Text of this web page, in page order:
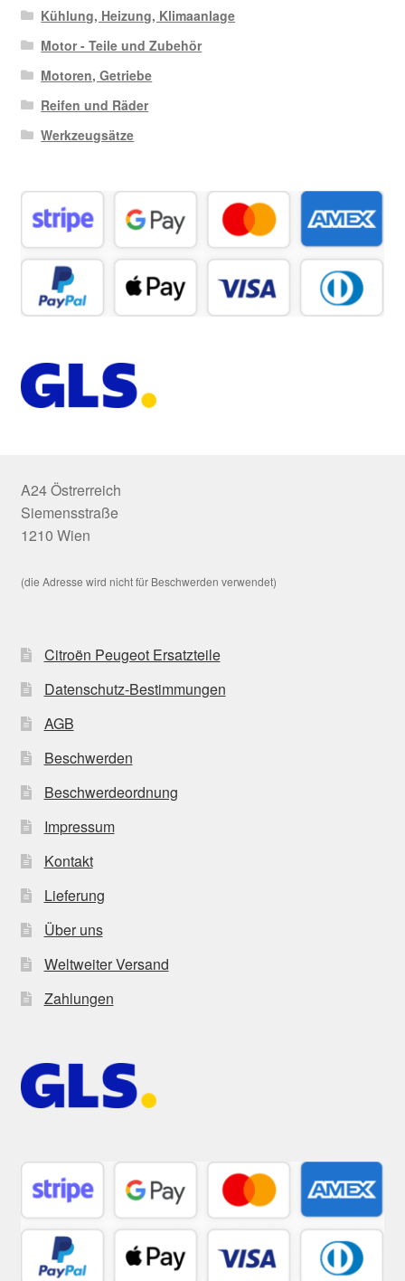
Kühlung, Heizung, Klimaanlage
Motor - Teile und Zubehör
Motoren, Getriebe
Reifen und Räder
Werkzeugsätze
A24 Östrerreich
Siemensstraße
1210 Wien
(die Adresse wird nicht für Beschwerden verwendet)
Citroën Peugeot Ersatzteile
Datenschutz-Bestimmungen
AGB
Beschwerden
Beschwerdeordnung
Impressum
Kontakt
Lieferung
Über uns
Weltweiter Versand
Zahlungen